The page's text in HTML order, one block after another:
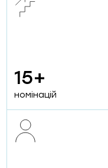
15+
16
номінацій